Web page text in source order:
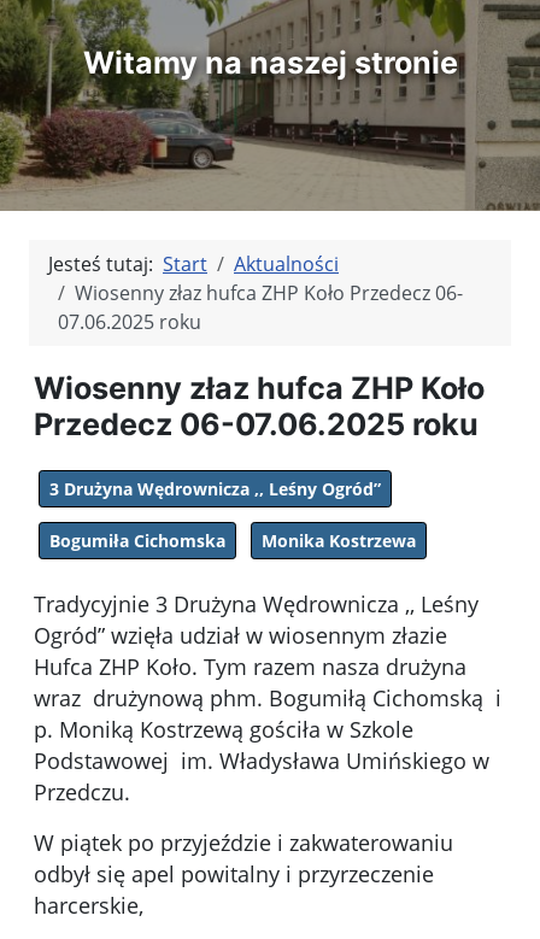
Witamy na naszej stronie
Jesteś tutaj: Start
Aktualności
Wiosenny złaz hufca ZHP Koło Przedecz 06-
07.06.2025 roku
Wiosenny złaz hufca ZHP Koło
Przedecz 06-07.06.2025 roku
3 Drużyna Wędrownicza ,, Leśny Ogród”
Bogumiła Cichomska Monika Kostrzewa
Tradycyjnie 3 Drużyna Wędrownicza ,, Leśny
Ogród” wzięła udział w wiosennym złazie
Hufca ZHP Koło. Tym razem nasza drużyna
wraz drużynową phm. Bogumiłą Cichomską i
p. Moniką Kostrzewą gościła w Szkole
Podstawowej im. Władysława Umińskiego w
Przedczu.
W piątek po przyjeździe i zakwaterowaniu
odbył się apel powitalny i przyrzeczenie
harcerskie,